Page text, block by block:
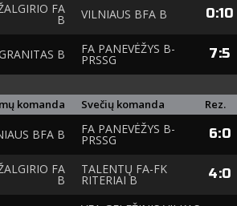
FA
B VILNIAUS BFA B 0:10
B FA PANEVĖŽYS B-
PRSSG 7:5
komanda Svečių komanda Rez.
BFA B FA PANEVĖŽYS B-
PRSSG 6:0
FA
B
TALENTŲ FA-FK
RITERIAI B 4:0